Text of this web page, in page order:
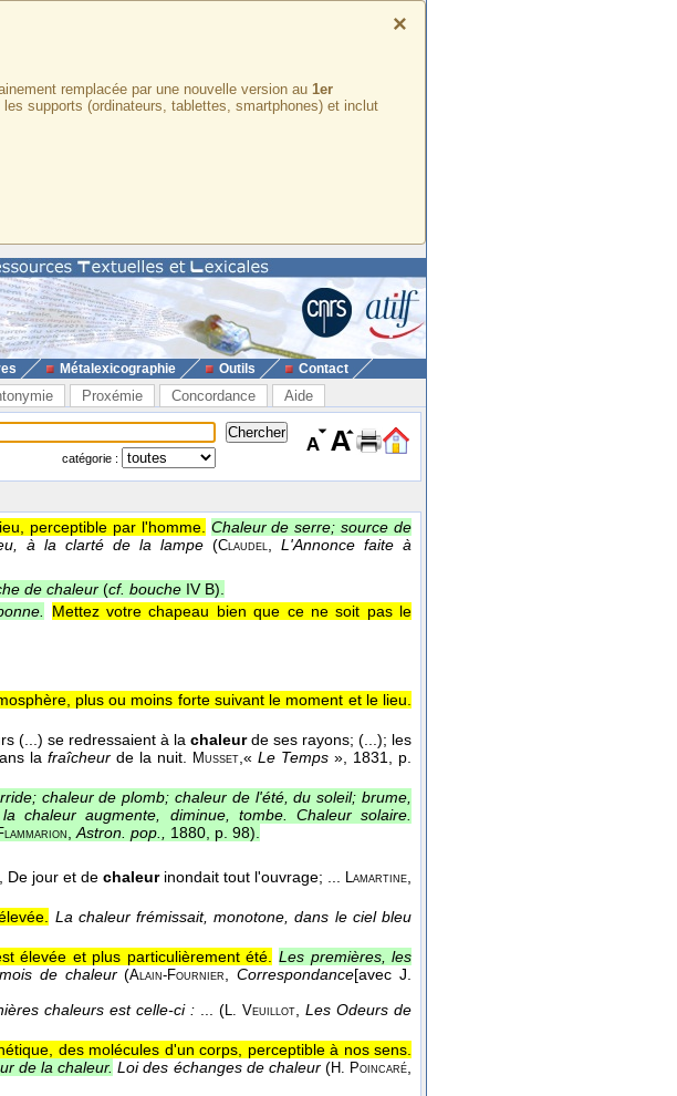
×
remplacée par une nouvelle version au 1er
supports (ordinateurs, tablettes, smartphones) et inclut
Métalexicographie Outils Contact
Proxémie Concordance Aide
catégorie :
perceptible par l'homme. Chaleur de serre; source de
à la clarté de la lampe(Claudel, L'Annonce faite à
de chaleur (cf. bouche IV B).
Mettez votre chapeau bien que ce ne soit pas le
plus ou moins forte suivant le moment et le lieu.
(...) se redressaient à la chaleurde ses rayons; (...); les
la fraîcheur de la nuit. Musset « Le Temps » , 1831
, p.
chaleur de plomb; chaleur de l'été, du soleil; brume,
chaleur augmente, diminue, tombe. Chaleur solaire.
Astron. pop.,
1880, p. 98).
De jour et de chaleurinondait tout l'ouvrage; ... Lamartine
La chaleur frémissait, monotone, dans le ciel bleu
élevée et plus particulièrement été.
Les premières, les
de chaleur(Alain-Fournier ,Correspondance[avec J.
chaleurs est celle-ci :... (L. Veuillot, Les Odeurs de
des molécules d'un corps, perceptible à nos sens.
de la chaleur. Loi des échanges de chaleur (H. Poincaré